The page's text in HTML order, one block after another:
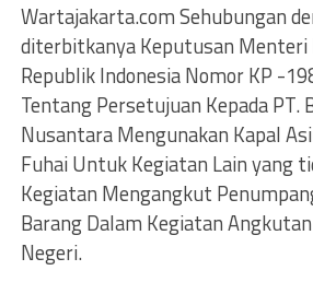
Wartajakarta.com Sehubungan
diterbitkanya Keputusan Menteri
Republik Indonesia Nomor KP -
Tentang Persetujuan Kepada PT.
Nusantara Mengunakan Kapal
Fuhai Untuk Kegiatan Lain yang
Kegiatan Mengangkut
Barang Dalam Kegiatan
Negeri.